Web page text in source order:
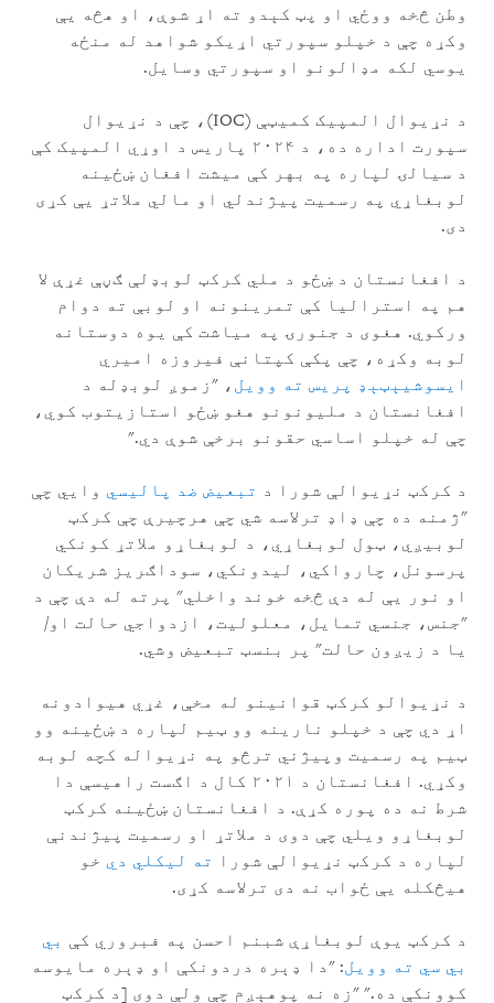
وطن څخه ووځي او پټ کېدو ته اړ شوې، او هڅه یې
وکړه چې د خپلو سپورتي اړیکو شواهد له منځه
یوسي لکه مډالونو او سپورتي وسایل.
د نړیوال المپیک کمیټې (IOC)، چې د نړیوال
سپورت اداره ده، د ۲۰۲۴ پاریس د اوړي المپیک کې
د سیالۍ لپاره په بهر کې میشت افغان ښځینه
لوبغاړي په رسمیت پیژندلي او مالي ملاتړ یې کړی
دی.
د افغانستان د ښځو د ملي کرکټ لوبډلې ګڼې غړې لا
هم په استرالیا کې تمرینونه او لوبې ته دوام
ورکوي. هغوی د جنورۍ په میاشت کې یوه دوستانه
لوبه وکړه، چې پکې کپتانې فیروزه امیري
ایسوشیېټېډ پریس ته وویل ، "زموږ لوبډله د
افغانستان د ملیونونو هغو ښځو استازیتوب کوي،
چې له خپلو اساسي حقونو برخې شوې دي."
د کرکټ نړیوالې شورا د تبعیض ضد پالیسي وايي چې
"ژمنه ده چې ډاډ ترلاسه شي چې هرچیرې چې کرکټ
لوبیږي، ټول لوبغاړي، د لوبغاړو ملاتړ کونکي
پرسونل، چارواکي، لیدونکي، سوداګریز شریکان
او نور یې له دې څخه خوند واخلي" پرته له دې چې د
"جنس، جنسي تمایل، معلولیت، ازدواجي حالت او/
یا د زیږون حالت" پر بنسټ تبعیض وشي.
د نړیوالو کرکټ قوانینو له مخې، غړي هیوادونه
اړ دي چې د خپلو نارینه وو ټیم لپاره د ښځینه وو
ټیم په رسمیت وپیژني ترڅو په نړیواله کچه لوبه
وکړي. افغانستان د ۲۰۲۱ کال د اګست راهیسې دا
شرط نه ده پوره کړې. د افغانستان ښځینه کرکټ
لوبغاړو ویلي چې دوی د ملاتړ او رسمیت پیژندنې
لپاره د کرکټ نړیوالې شورا ته لیکلي دي خو
هیڅکله یې ځواب نه دی ترلاسه کړی.
د کرکټ یوې لوبغاړې شبنم احسن په فبروري کې بي
بي سي ته وویل: "دا ډېره دردونکې او ډېره مایوسه
کوونکې ده." "زه نه پوهېږم چې ولې دوی [د کرکټ